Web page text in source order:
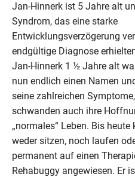
Jan-Hinnerk ist 5 Jahre alt
Syndrom, das eine starke
Entwicklungsverzögerung
endgültige Diagnose
Jan-Hinnerk 1 ½ Jahre alt
nun endlich einen Namen
seine zahlreichen
schwanden auch ihre
„normales“ Leben. Bis
weder sitzen, noch laufen
permanent auf einen
Rehabuggy angewiesen. Er